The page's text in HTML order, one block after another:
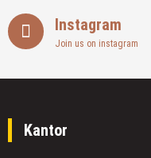
Instagram
Join us on instagram
Kantor